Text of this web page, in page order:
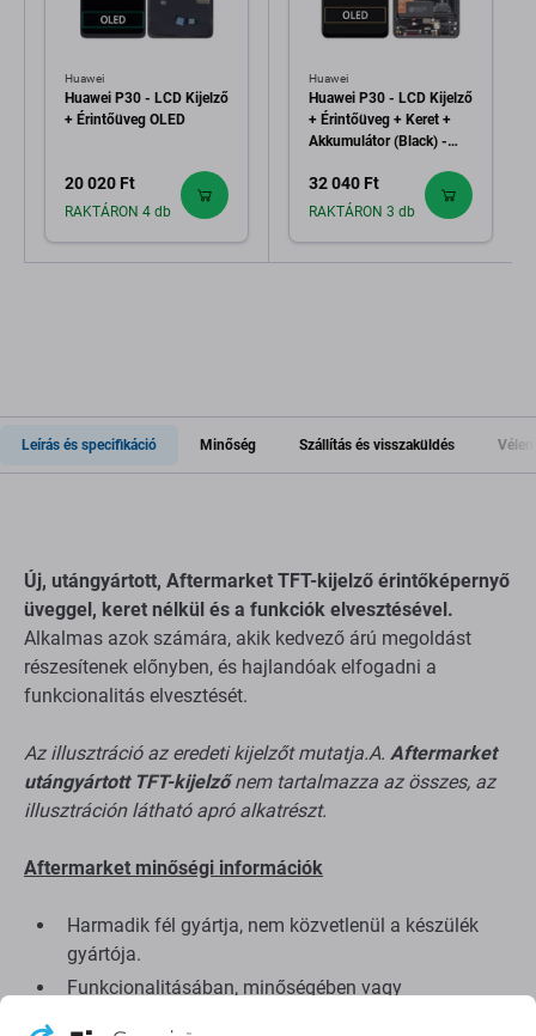
Huawei
Huawei P30 - LCD Kijelző
+ Érintőüveg OLED
20 020 Ft
RAKTÁRON 4 db
Huawei
Huawei P30 - LCD Kijelző
+ Érintőüveg + Keret +
Akkumulátor (Black) -
0254HMG Genuine
Service Pack
32 040 Ft
RAKTÁRON 3 db
Leírás és specifikáció Minőség Szállítás és visszaküldés
Új, utángyártott, Aftermarket TFT-kijelző érintőképernyő
üveggel, keret nélkül és a funkciók elvesztésével.
Alkalmas azok számára, akik kedvező árú megoldást
részesítenek előnyben, és hajlandóak elfogadni a
funkcionalitás elvesztését.
Az illusztráció az eredeti kijelzőt mutatja.A. Aftermarket
utángyártott TFT-kijelzőnem tartalmazza az összes, az
illusztráción látható apró alkatrészt.
Aftermarket minőségi információk
Harmadik fél gyártja, nem közvetlenül a készülék
gyártója.
Funkcionalitásában, minőségében vagy